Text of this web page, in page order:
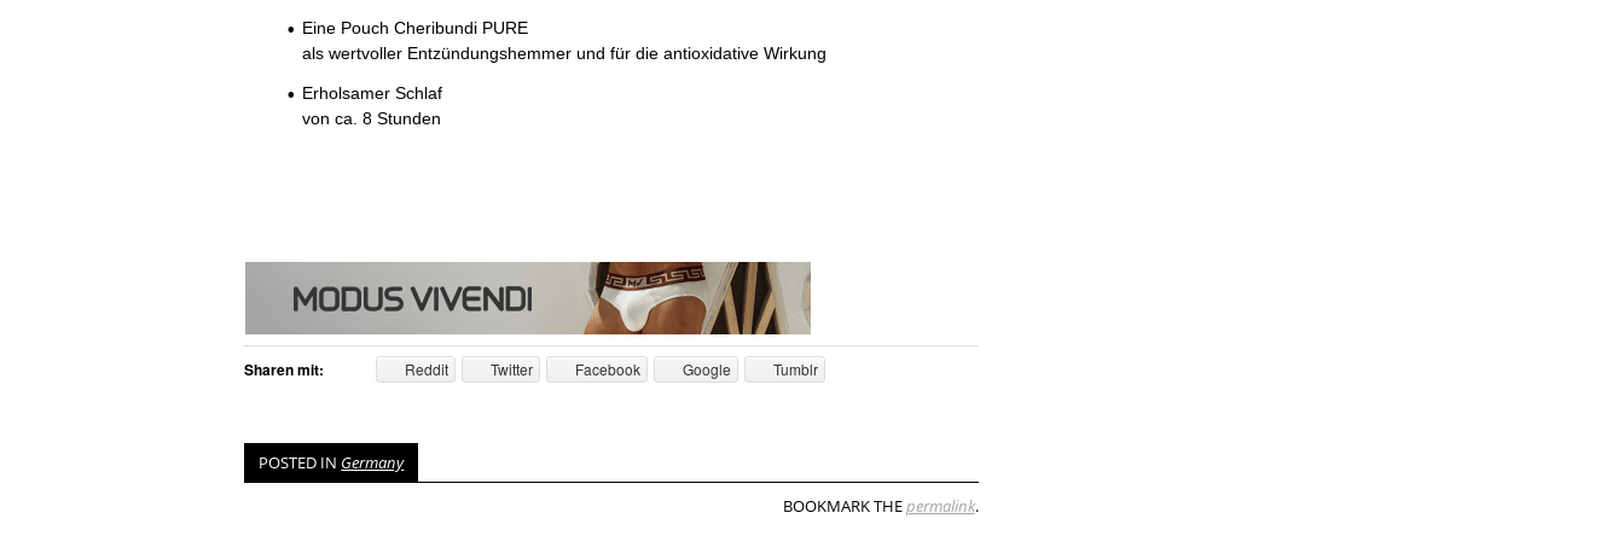
Eine Pouch Cheribundi PURE
als wertvoller Entzündungshemmer und für die antioxidative Wirkung
Erholsamer Schlaf
von ca. 8 Stunden
Sharen mit: Reddit Twitter Facebook Google Tumblr
POSTED IN Germany
BOOKMARK THEpermalink.